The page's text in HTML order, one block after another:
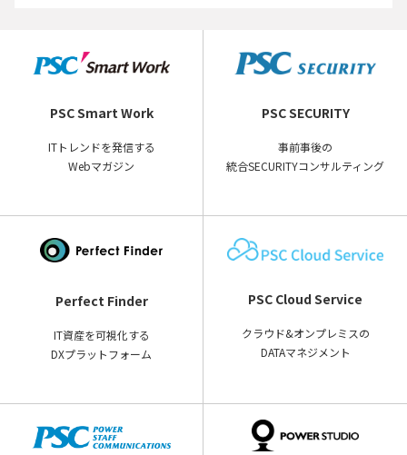
PSC Smart Work
ITトレンドを発信する
Webマガジン
PSC SECURITY
事前事後の
統合SECURITYコンサルティング
Perfect Finder
IT資産を可視化する
DXプラットフォーム
PSC Cloud Service
クラウド&オンプレミスの
DATAマネジメント